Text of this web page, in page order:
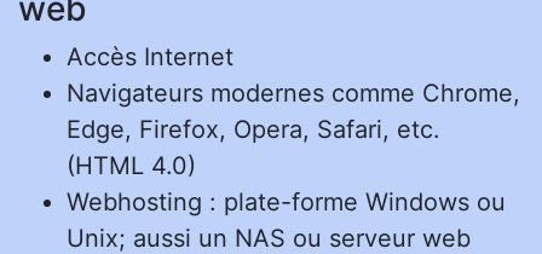
web
Accès Internet
Navigateurs modernes comme Chrome,
Edge, Firefox, Opera, Safari, etc.
(HTML 4.0)
Webhosting : plate-forme Windows ou
Unix; aussi un NAS ou serveur web